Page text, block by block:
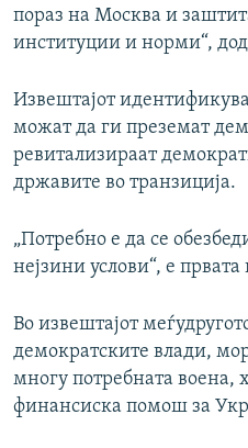
пораз на Москва и
институции и норми“,
Извештајот
можат да ги преземат
ревитализираат
државите во транзиција.
„Потребно е да се
нејзини услови“, е
Во извештајот
демократските влади,
многу потребната воена,
финансиска помош за